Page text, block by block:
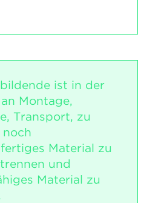
ist in der
Montage,
Transport, zu
Material zu
und
Material zu